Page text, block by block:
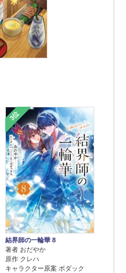
3位
結界師の一輪華 8
著者 おだやか
原作 クレハ
キャラクター原案 ボダック